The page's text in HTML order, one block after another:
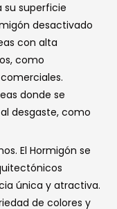
su superficie
desactivado
con alta
como
donde se
desgaste, como
El Hormigón se
única y atractiva.
de colores y